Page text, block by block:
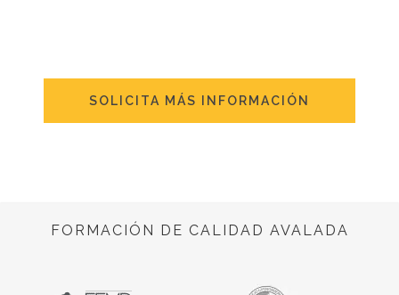
SOLICITA MÁS INFORMACIÓN
FORMACIÓN DE CALIDAD AVALADA